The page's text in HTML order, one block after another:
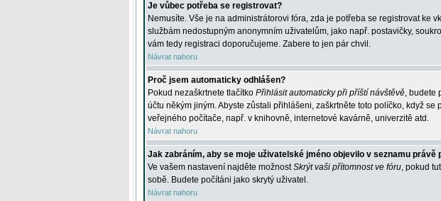
Je vůbec potřeba se registrovat?
Nemusíte. Vše je na administrátorovi fóra, zda je potřeba se registrovat ke
službám nedostupným anonymním uživatelům, jako např. postavičky,
vám tedy registraci doporučujeme. Zabere to jen pár chvil.
Návrat nahoru
Proč jsem automaticky odhlášen?
Pokud nezaškrtnete tlačítko Přihlásit automaticky při příští návštěvě, budete
účtu někým jiným. Abyste zůstali přihlášeni, zaškrtněte toto políčko, když
veřejného počítače, např. v knihovně, internetové kavárně, univerzitě atd.
Návrat nahoru
Jak zabráním, aby se moje uživatelské jméno objevilo v seznamu právě
Ve vašem nastavení najděte možnostSkrýt vaši přítomnost ve fóru, pokud
sobě. Budete počítáni jako skrytý uživatel.
Návrat nahoru